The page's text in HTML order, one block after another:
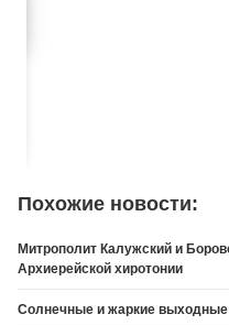
Похожие новости:
Митрополит Калужский и
Архиерейской хиротонии
Солнечные и жаркие выходные